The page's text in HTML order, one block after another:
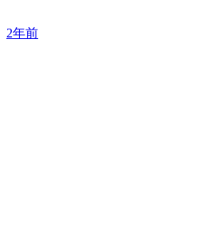
2年前